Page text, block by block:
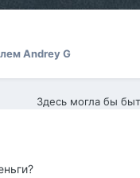
Andrey G
Здесь могла бы